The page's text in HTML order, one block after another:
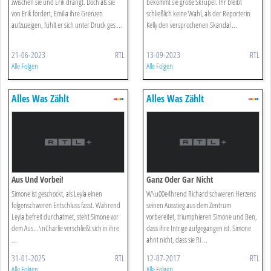
von Erik fordert, Emilia ihre Grenzen
aufzuzeigen, fühlt er sich unter Druck ges ...
21-06-2023 RTL
Alle Folgen
schließlich keine Wahl, als der Reporterin
Kelly den versprochenen Skandal ...
13-09-2023 RTL
Alle Folgen
Alles Was Zählt
Aus Und Vorbei!
Simone ist geschockt, als Leyla einen
folgenschweren Entschluss fasst. Während
Leyla befreit durchatmet, steht Simone vor
dem Aus...\nCharlie verschließt sich in ihre
...
31-01-2025 RTL
Alles Was Zählt
Ganz Oder Gar Nicht
W\u00e4hrend Richard schweren Herzens
seinen Ausstieg aus dem Zentrum
vorbereitet, triumphieren Simone und Ben,
dass ihre Intrige aufgegangen ist. Simone
ahnt nicht, dass sie Ri ...
12-07-2017 RTL